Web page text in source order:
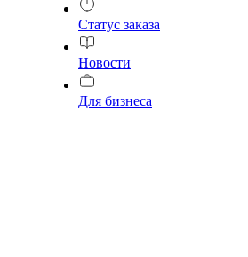
Статус заказа
Новости
Для бизнеса